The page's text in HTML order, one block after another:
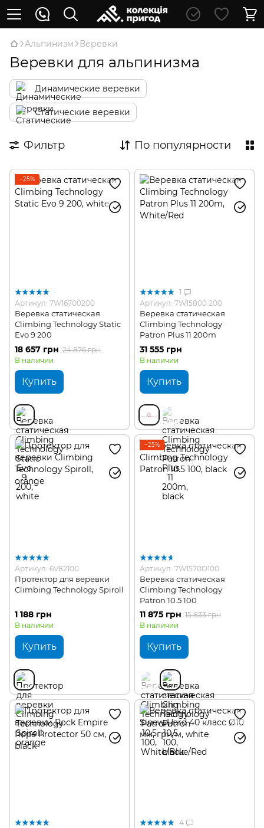
Альпинизм Веревки
Веревки для альпинизма
Динамические веревки
Статические веревки
Фильтр По популярности
−25%
Артикул: 7W16700200
Веревка статическая
Climbing Technology Static
Evo 9 200
18 657 грн 24 876 грн
В наличии
Купить
1
Артикул: 7W15800 200
Веревка статическая
Climbing Technology
Patron Plus 11 200m
31 555 грн
В наличии
Купить
Артикул: 6V82100
Протектор для веревки
Climbing Technology Spiroll
1 188 грн
В наличии
Купить
−25%
Артикул: 7W1570D100
Веревка статическая
Climbing Technology
Patron 10.5 100
11 875 грн 15 833 грн
В наличии
Купить
4